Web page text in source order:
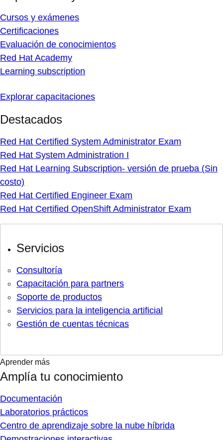
Cursos y exámenes
Certificaciones
Evaluación de conocimientos
Red Hat Academy
Learning subscription
Explorar capacitaciones
Destacados
Red Hat Certified System Administrator Exam
Red Hat System Administration I
Red Hat Learning Subscription- versión de prueba (Sin
costo)
Red Hat Certified Engineer Exam
Red Hat Certified OpenShift Administrator Exam
Servicios
Consultoría
Capacitación para partners
Soporte de productos
Servicios para la inteligencia artificial
Gestión de cuentas técnicas
Aprender más
Amplía tu conocimiento
Documentación
Laboratorios prácticos
Centro de aprendizaje sobre la nube híbrida